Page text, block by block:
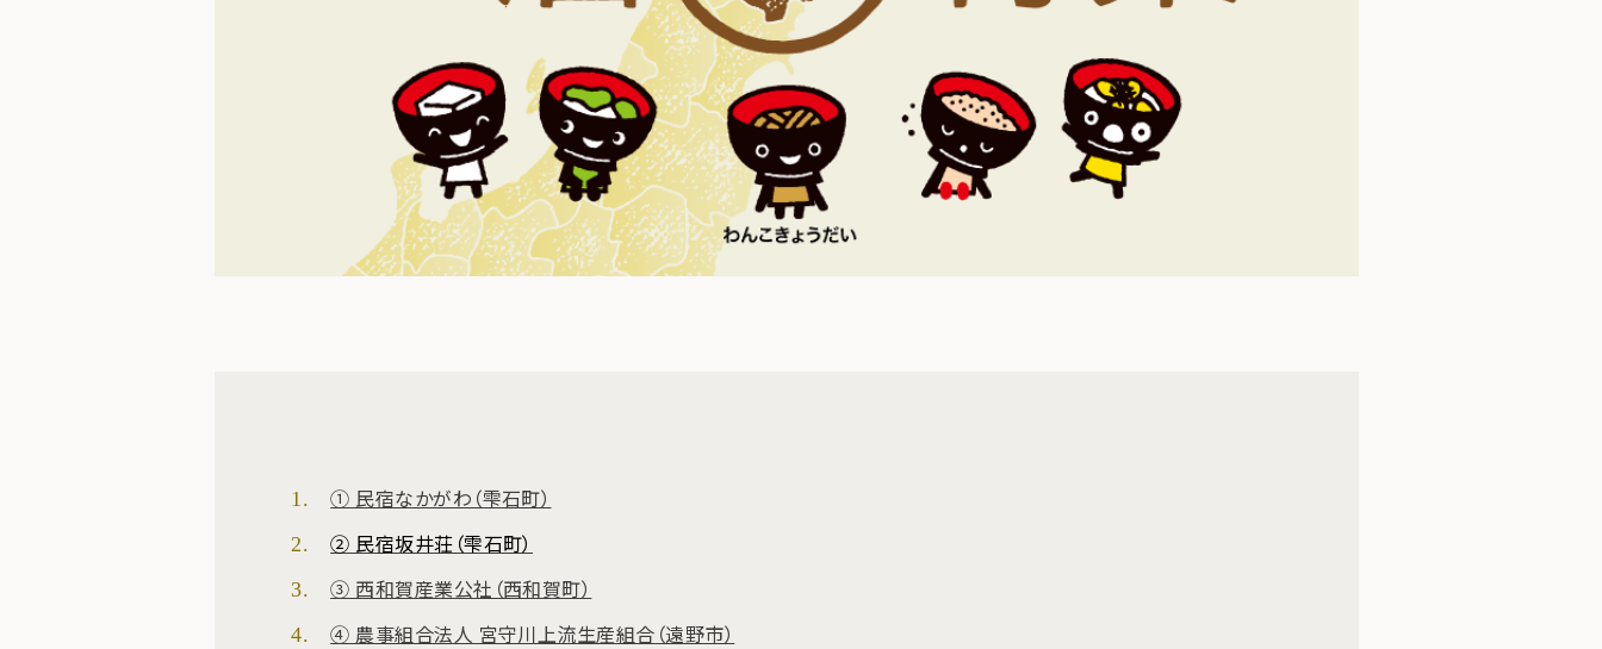
① 民宿なかがわ（雫石町）
② 民宿坂井荘（雫石町）
③ 西和賀産業公社（西和賀町）
④ 農事組合法人 宮守川上流生産組合（遠野市）